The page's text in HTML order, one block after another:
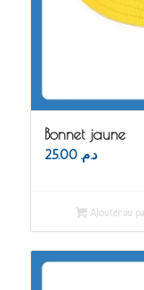
Bonnet jaune
د.م. 25.00
Ajouter au